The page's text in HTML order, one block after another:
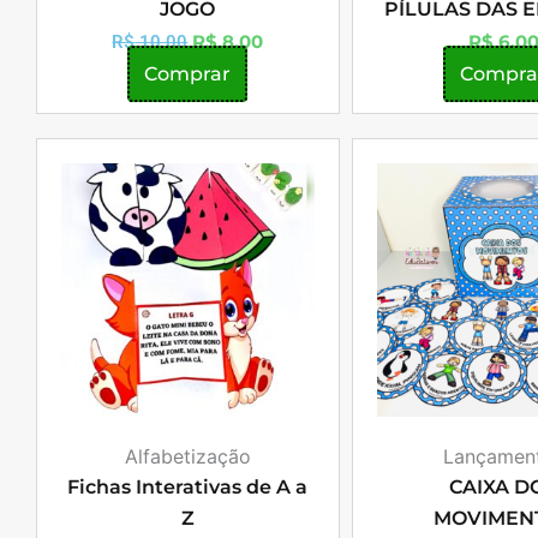
JOGO
R$10,00 R$8,00
Comprar
PÍLULAS DAS
R$6,00
Alfabetização
Fichas Interativas de A a
Z
CAIXA